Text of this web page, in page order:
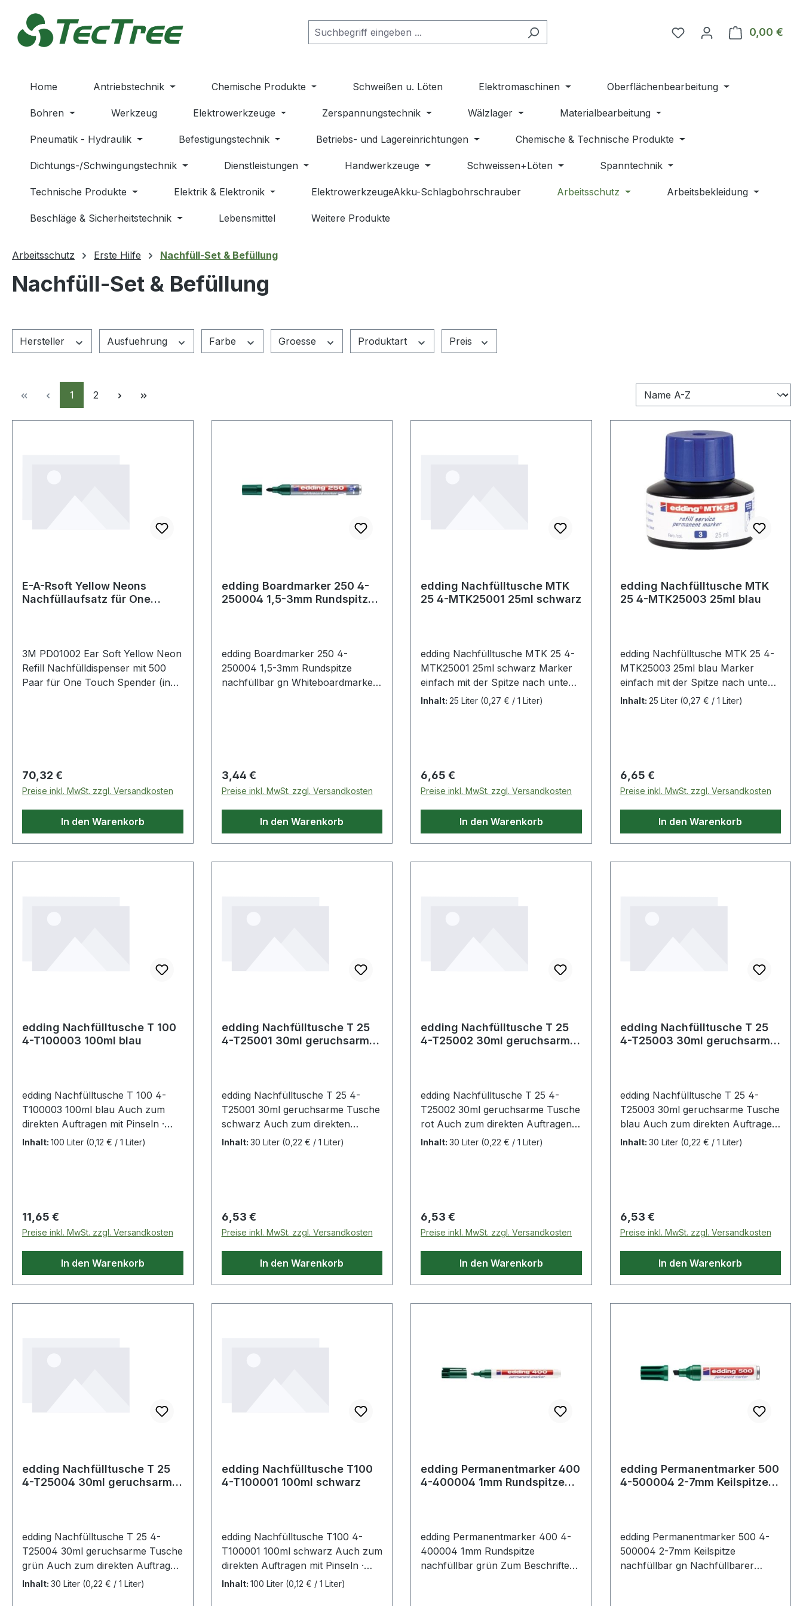
Hauptinhalt springen
Zur Suche springen
Zur Hauptnavigation springen
Du hast 0 Produkte auf
0,00 €
Home Antriebstechnik Chemische Produkte Schweißen u. Löten Elektromaschinen Oberflächenbearbeitung
Bohren Werkzeug Elektrowerkzeuge Zerspannungstechnik Wälzlager Materialbearbeitung
Pneumatik - Hydraulik Befestigungstechnik Betriebs- und Lagereinrichtungen Chemische & Technische Produkte
Dichtungs-/Schwingungstechnik Dienstleistungen Handwerkzeuge Schweissen+Löten Spanntechnik
Technische Produkte Elektrik & Elektronik ElektrowerkzeugeAkku-Schlagbohrschrauber Arbeitsschutz Arbeitsbekleidung
Beschläge & Sicherheitstechnik Lebensmittel Weitere Produkte
Arbeitsschutz Erste Hilfe Nachfüll-Set & Befüllung
Nachfüll-Set & Befüllung
Hersteller Ausfuehrung Farbe Groesse Produktart Preis
Seite
1 Seite
2
E-A-Rsoft Yellow Neons
Nachfüllaufsatz für One
3M PD01002 Ear Soft Yellow Neon
Refill Nachfülldispenser mit 500
Paar für One Touch Spender (inkl.
Regulärer Preis:
70,32 €
Preise inkl. MwSt. zzgl. Versandkosten
In den Warenkorb
edding Boardmarker 250 4-
250004 1,5-3mm Rundspitze
edding Boardmarker 250 4-
250004 1,5-3mm Rundspitze
nachfüllbar gn Whiteboardmarker
Regulärer Preis:
3,44 €
Preise inkl. MwSt. zzgl. Versandkosten
In den Warenkorb
edding Nachfülltusche MTK
25 4-MTK25001 25ml schwarz
edding Nachfülltusche MTK 25 4-
MTK25001 25ml schwarz Marker
einfach mit der Spitze nach unten
in die Refillflasche stellen · nach ca.
fast aller edding Permanentmarker.
Nachfüllen ist umweltfreundlich ·
da die Abfallmenge reduziert wird.
Inhalt: 25 Liter (0,27 € / 1 Liter)
Regulärer Preis:
6,65 €
Preise inkl. MwSt. zzgl. Versandkosten
In den Warenkorb
edding Nachfülltusche MTK
25 4-MTK25003 25ml blau
edding Nachfülltusche MTK 25 4-
MTK25003 25ml blau Marker
einfach mit der Spitze nach unten
in die Refillflasche stellen · nach ca.
fast aller edding Permanentmarker.
Nachfüllen ist umweltfreundlich ·
da die Abfallmenge reduziert wird.
Inhalt: 25 Liter (0,27 € / 1 Liter)
Regulärer Preis:
6,65 €
Preise inkl. MwSt. zzgl. Versandkosten
In den Warenkorb
edding Nachfülltusche T 100
4-T100003 100ml blau
edding Nachfülltusche T 100 4-
T100003 100ml blau Auch zum
direkten Auftragen mit Pinseln ·
Federn · Schablonen und
Inhalt: 100 Liter (0,12 € / 1 Liter)
Regulärer Preis:
11,65 €
Preise inkl. MwSt. zzgl. Versandkosten
In den Warenkorb
edding Nachfülltusche T 25
4-T25001 30ml geruchsarme
edding Nachfülltusche T 25 4-
T25001 30ml geruchsarme Tusche
schwarz Auch zum direkten
Auftragen mit Pinseln · Federn ·
Nachfüllen ist umweltfreundlich ·
da die Abfallmenge reduziert wird.
Präzises Nachfüllen mit dem
Tropfendosierer.
Inhalt: 30 Liter (0,22 € / 1 Liter)
Regulärer Preis:
6,53 €
Preise inkl. MwSt. zzgl. Versandkosten
In den Warenkorb
edding Nachfülltusche T 25
4-T25002 30ml geruchsarme
edding Nachfülltusche T 25 4-
T25002 30ml geruchsarme Tusche
rot Auch zum direkten Auftragen
mit Pinseln · Federn · Schablonen
da die Abfallmenge reduziert wird.
Präzises Nachfüllen mit dem
Tropfendosierer.
Inhalt: 30 Liter (0,22 € / 1 Liter)
Regulärer Preis:
6,53 €
Preise inkl. MwSt. zzgl. Versandkosten
In den Warenkorb
edding Nachfülltusche T 25
4-T25003 30ml geruchsarme
edding Nachfülltusche T 25 4-
T25003 30ml geruchsarme Tusche
blau Auch zum direkten Auftragen
mit Pinseln · Federn · Schablonen
da die Abfallmenge reduziert wird.
Präzises Nachfüllen mit dem
Tropfendosierer.
Inhalt: 30 Liter (0,22 € / 1 Liter)
Regulärer Preis:
6,53 €
Preise inkl. MwSt. zzgl. Versandkosten
In den Warenkorb
edding Nachfülltusche T 25
4-T25004 30ml geruchsarme
edding Nachfülltusche T 25 4-
T25004 30ml geruchsarme Tusche
grün Auch zum direkten Auftragen
mit Pinseln · Federn · Schablonen
Inhalt: 30 Liter (0,22 € / 1 Liter)
edding Nachfülltusche T100
4-T100001 100ml schwarz
edding Nachfülltusche T100 4-
T100001 100ml schwarz Auch zum
direkten Auftragen mit Pinseln ·
Federn · Schablonen und
Inhalt: 100 Liter (0,12 € / 1 Liter)
edding Permanentmarker 400
4-400004 1mm Rundspitze
edding Permanentmarker 400 4-
400004 1mm Rundspitze
nachfüllbar grün Zum Beschriften,
edding Permanentmarker 500
4-500004 2-7mm Keilspitze
edding Permanentmarker 500 4-
500004 2-7mm Keilspitze
nachfüllbar gn Nachfüllbarer